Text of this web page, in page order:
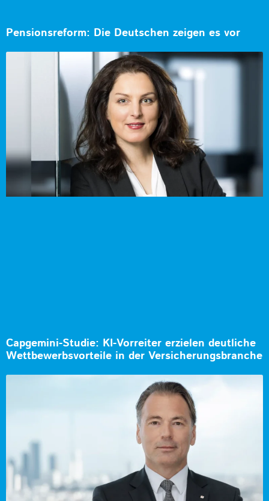
Pensionsreform: Die Deutschen zeigen es vor
Capgemini-Studie: KI-Vorreiter erzielen deutliche
Wettbewerbsvorteile in der Versicherungsbranche